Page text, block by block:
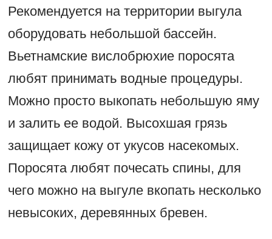
Рекомендуется на территории выгула
оборудовать небольшой бассейн.
Вьетнамские вислобрюхие поросята
любят принимать водные процедуры.
Можно просто выкопать небольшую яму
и залить ее водой. Высохшая грязь
защищает кожу от укусов насекомых.
Поросята любят почесать спины, для
чего можно на выгуле вкопать несколько
невысоких, деревянных бревен.